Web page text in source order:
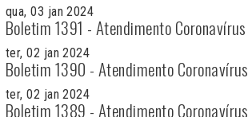
qua, 03 jan 2024
Boletim 1391 - Atendimento Coronavírus
ter, 02 jan 2024
Boletim 1390 - Atendimento Coronavírus
ter, 02 jan 2024
Boletim 1389 - Atendimento Coronavírus